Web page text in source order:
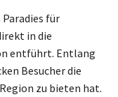
für
in die
entführt. Entlang
Besucher die
zu bieten hat.